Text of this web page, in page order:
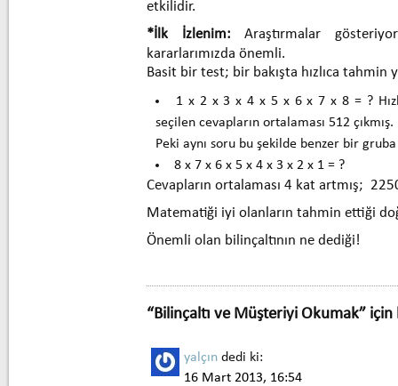
etkilidir.
*İlk İzlenim:Araştırmalar
kararlarımızda önemli.
Basit bir test; bir bakışta hızlıca tahmin
1 x 2 x 3 x 4 x 5 x 6 x 7 x 8 = ?
seçilen cevapların ortalaması 512 çıkmış.
Peki aynı soru bu şekilde benzer bir
8 x 7 x 6 x 5 x 4 x 3 x 2 x 1 = ?
Cevapların ortalaması 4 kat artmış;
Matematiği iyi olanların tahmin ettiği
Önemli olan bilinçaltının ne dediği!
“Bilinçaltı ve Müşteriyi Okumak” için
yalçın dedi ki:
16 Mart 2013, 16:54